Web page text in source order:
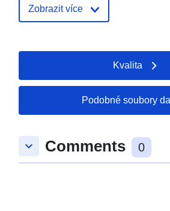
Katalogový
Přidáno
21
03 August
48.4602233 ], [ 9.1127061,
48.4602233 ], [ 9.1127061,
Zobrazit více
Kvalita
Podobné soubory
keyboard_arrow_down Comments 0